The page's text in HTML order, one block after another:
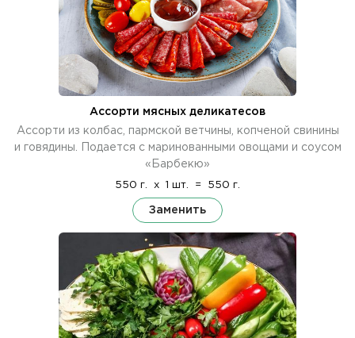
Ассорти мясных деликатесов
Ассорти из колбас, пармской ветчины, копченой свинины
и говядины. Подается с маринованными овощами и соусом
«Барбекю»
550 г. x 1 шт. = 550 г.
Заменить